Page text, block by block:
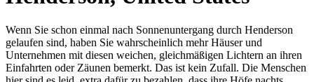
Wenn Sie schon einmal nach Sonnenuntergang durch Henderson
gelaufen sind, haben Sie wahrscheinlich mehr Häuser und
Unternehmen mit diesen weichen, gleichmäßigen Lichtern an ihren
Einfahrten oder Zäunen bemerkt. Das ist kein Zufall. Die Menschen